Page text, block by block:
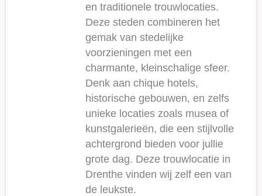
en traditionele trouwlocaties.
Deze steden combineren het
gemak van stedelijke
voorzieningen met een
charmante, kleinschalige sfeer.
Denk aan chique hotels,
historische gebouwen, en zelfs
unieke locaties zoals musea of
kunstgalerieën, die een stijlvolle
achtergrond bieden voor jullie
grote dag. Deze trouwlocatie in
Drenthe vinden wij zelf een van
de leukste.